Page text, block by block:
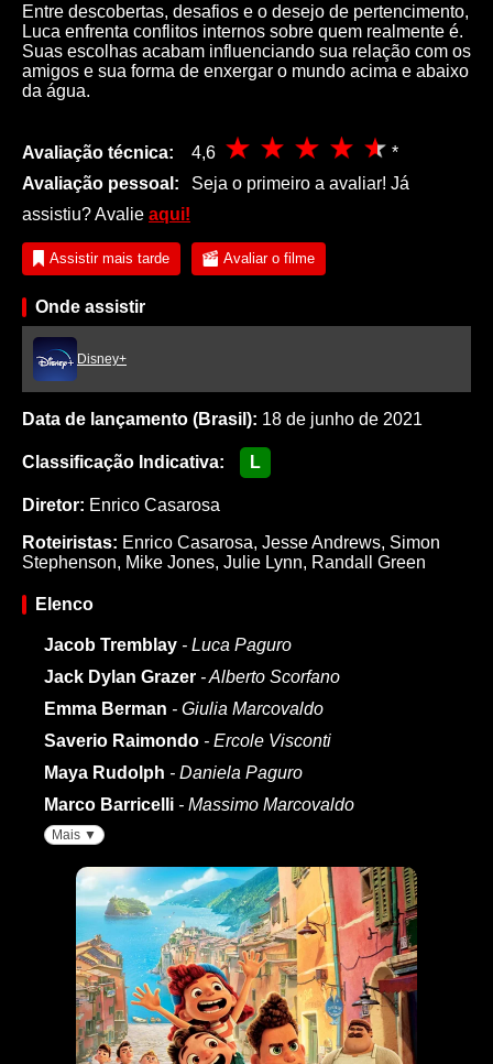
Entre descobertas, desafios e o desejo de pertencimento,
Luca enfrenta conflitos internos sobre quem realmente é.
Suas escolhas acabam influenciando sua relação com os
amigos e sua forma de enxergar o mundo acima e abaixo
da água.
Avaliação técnica: 4,6
*
Avaliação pessoal:
Seja o primeiro a avaliar! Já
assistiu? Avalie aqui!
Assistir mais tarde Avaliar o filme
Onde assistir
Disney+
Data de lançamento (Brasil): 18 de junho de 2021
Classificação Indicativa: L
Diretor: Enrico Casarosa
Roteiristas: Enrico Casarosa, Jesse Andrews, Simon
Stephenson, Mike Jones, Julie Lynn, Randall Green
Elenco
Jacob Tremblay - Luca Paguro
Jack Dylan Grazer - Alberto Scorfano
Emma Berman - Giulia Marcovaldo
Saverio Raimondo - Ercole Visconti
Maya Rudolph - Daniela Paguro
Marco Barricelli - Massimo Marcovaldo
Mais ▼